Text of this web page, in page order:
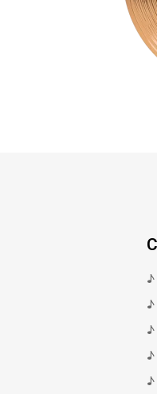
♪
♪
♪
♪
♪